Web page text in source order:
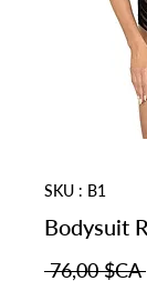
SKU : B1
Bodysuit
76,00 $CA